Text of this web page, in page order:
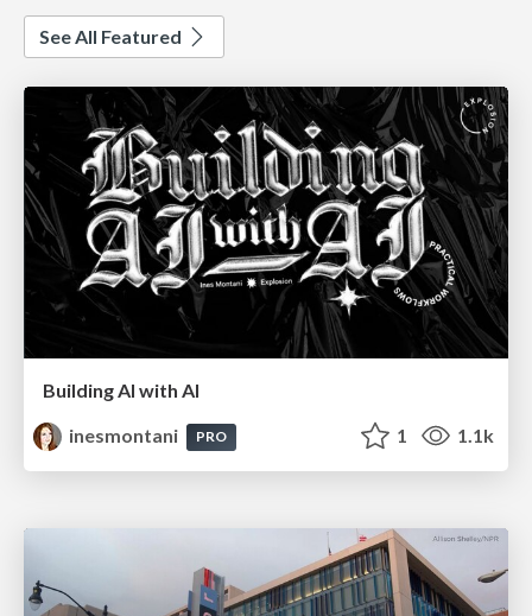
See All Featured
Building AI with AI
inesmontani
PRO 1 1.1k